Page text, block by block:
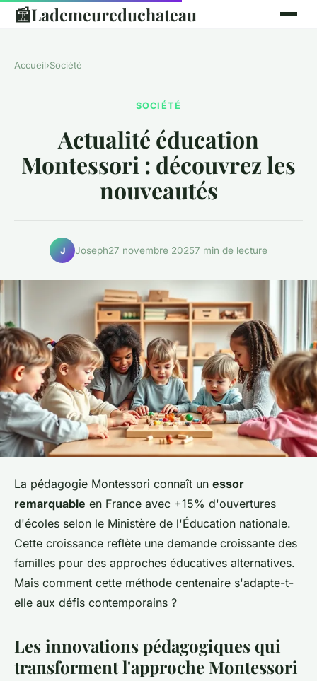
📰Lademeureduchateau
Accueil›Société
SOCIÉTÉ
Actualité éducation
Montessori : découvrez les
nouveautés
J Joseph27 novembre 20257 min de lecture
La pédagogie Montessori connaît un essor
remarquable en France avec +15% d'ouvertures
d'écoles selon le Ministère de l'Éducation nationale.
Cette croissance reflète une demande croissante des
familles pour des approches éducatives alternatives.
Mais comment cette méthode centenaire s'adapte-t-
elle aux défis contemporains ?
Les innovations pédagogiques qui
transforment l'approche Montessori